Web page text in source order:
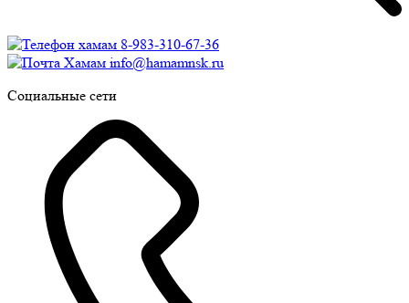
8-983-310-67-36
info@hamamnsk.ru
Социальные сети